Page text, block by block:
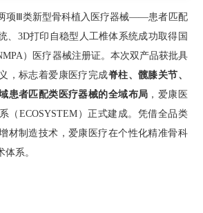
项Ⅲ类新型骨科植入医疗器械——患者匹配
、3D打印自稳型人工椎体系统成功取得国
）医疗器械注册证。本次双产品获批具
，标志着爱康医疗完成脊柱、髋膝关节、
患者匹配类医疗器械的全域布局 ，爱康医
（ECOSYSTEM）正式建成。凭借全品类
材制造技术，爱康医疗在个性化精准骨科
系。